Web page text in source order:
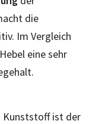
die
Im Vergleich
eine sehr
Kunststoff ist der